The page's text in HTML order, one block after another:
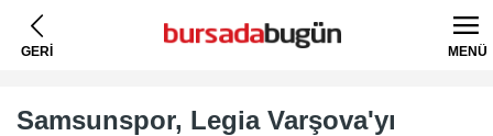
GERİ MENÜ
Samsunspor, Legia Varşova'yı